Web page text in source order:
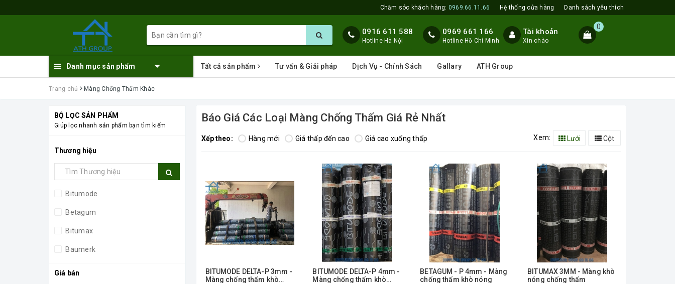
Chăm sóc khách hàng: 0969.66.11.66 Hệ thống cửa hàng Danh sách yêu thích
0916 611 588
Hotline Hà Nội
0969 661 166
Hotline Hồ Chí Minh
Tài khoản
Xin chào
0
Danh mục sản phẩm Tất cả sản phẩm Tư vấn & Giải pháp Dịch Vụ - Chính Sách Gallary ATH Group
Trang chủ Màng Chống Thấm Khác
BỘ LỌC SẢN PHẨM
Giúp lọc nhanh sản phẩm bạn tìm kiếm
Thương hiệu
Bitumode
Betagum
Bitumax
Baumerk
Giá bán
Báo Giá Các Loại Màng Chống Thấm Giá Rẻ Nhất
Xếp theo: Hàng mới Giá thấp đến cao Giá cao xuống thấp Xem: Lưới Cột
BITUMODE DELTA-P 3mm -
Màng chống thấm khò
BITUMODE DELTA-P 4mm -
Màng chống thấm khò
BETAGUM - P 4mm - Màng
chống thấm khò nóng
BITUMAX 3MM - Màng khò
nóng chống thấm